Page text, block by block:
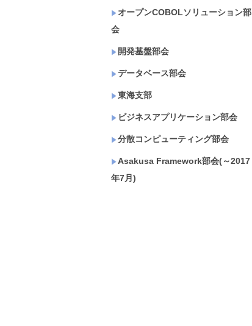
オープンCOBOLソリューション部
会
開発基盤部会
データベース部会
東海支部
ビジネスアプリケーション部会
分散コンピューティング部会
Asakusa Framework部会(～2017
年7月)